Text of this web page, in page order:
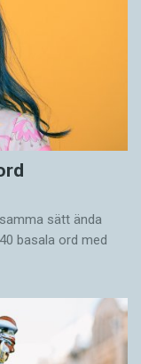
sätt ända
basala ord med